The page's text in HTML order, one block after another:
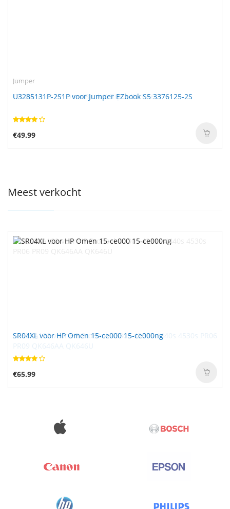
Jumper
U3285131P-2S1P voor Jumper EZbook S5 3376125-2S
€49.99
Meest verkocht
SR04XL voor HP Omen 15-ce000 15-ce000ng
€65.99